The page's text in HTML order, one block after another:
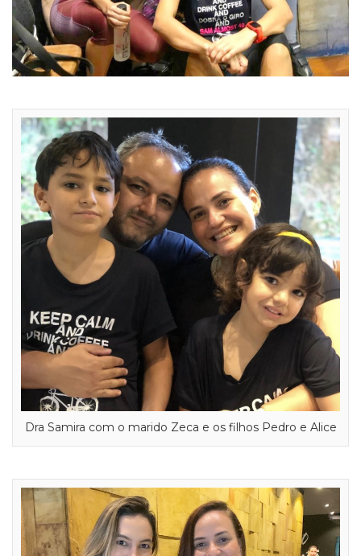
Dra Samira com o marido Zeca e os filhos Pedro e Alice